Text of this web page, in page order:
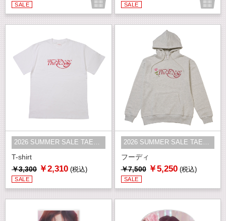
SALE SALE
T-shirt
2026 SUMMER SALE TAEYEON
￥3,300 ￥2,310 (税込)
SALE
フーディ
2026 SUMMER SALE TAEYEON
￥7,500 ￥5,250 (税込)
SALE